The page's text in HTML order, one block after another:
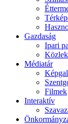
Gazdaság
Ipari
Médiatár
Filmek
Interaktív